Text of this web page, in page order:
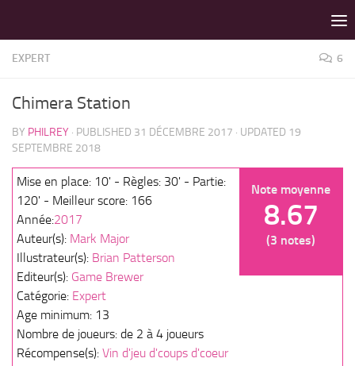
EXPERT 6
Chimera Station
BY PHILREY · PUBLISHED 31 DÉCEMBRE 2017 · UPDATED 19
SEPTEMBRE 2018
Note moyenne
8.67
(3 notes)
Mise en place: 10' - Règles: 30' - Partie:
120' - Meilleur score: 166
Année:2017
Auteur(s): Mark Major
Illustrateur(s): Brian Patterson
Editeur(s): Game Brewer
Catégorie: Expert
Age minimum: 13
Nombre de joueurs: de 2 à 4 joueurs
Récompense(s): Vin d'jeu d'coups d'coeur